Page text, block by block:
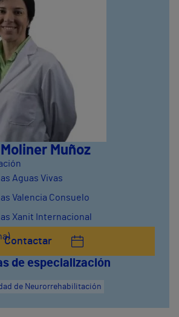
Muñoz
Aguas Vivas
Valencia Consuelo
Xanit Internacional
Contactar
de especialización
de Neurorrehabilitación